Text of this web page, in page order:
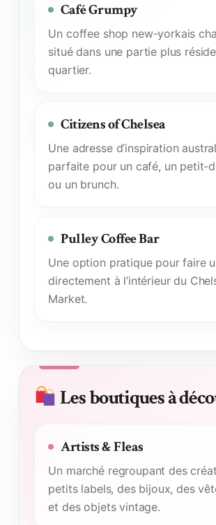
Café Grumpy
Un coffee shop new-yorkais
situé dans une partie plus
quartier.
Citizens of Chelsea
Une adresse d’inspiration
parfaite pour un café, un petit-
ou un brunch.
Pulley Coffee Bar
Une option pratique pour faire
directement à l’intérieur du
Market.
Les boutiques à
Artists & Fleas
Un marché regroupant des
petits labels, des bijoux, des
et des objets vintage.